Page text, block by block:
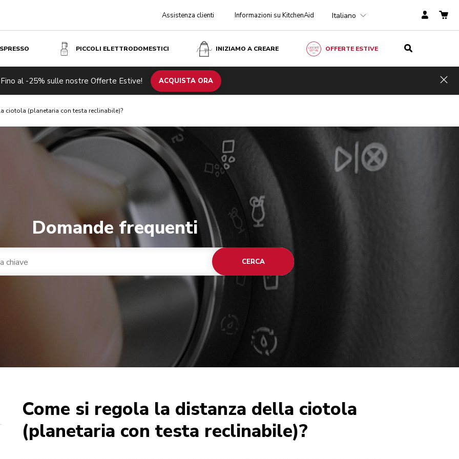
Assistenza clienti Informazioni su KitchenAid Italiano
PICCOLI ELETTRODOMESTICI INIZIAMO A CREARE OFFERTE ESTIVE
Fino al -25% sulle nostre Offerte Estive! ACQUISTA ORA
ciotola (planetaria con testa reclinabile)?
Domande frequenti
CERCA
Come si regola la distanza della ciotola
(planetaria con testa reclinabile)?
integrato